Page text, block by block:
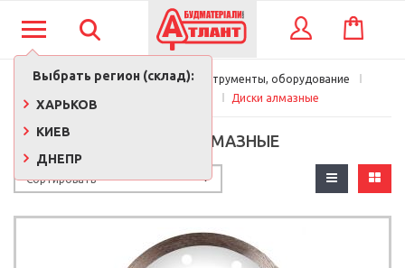
Выбрать регион (склад):
ХАРЬКОВ
КИЕВ
ДНЕПР
КОРЗИНА
Главная
Строительные инструменты, оборудование
Расходные материалы
Диски алмазные
ДИСКИ АЛМАЗНЫЕ